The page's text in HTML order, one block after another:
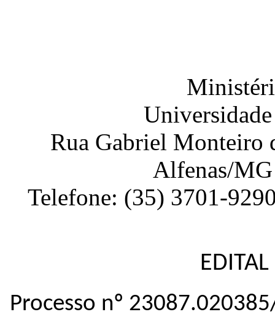
Rua Gabriel Monteiro
Alfenas/MG
Telefone: (35) 3701-
Processo nº